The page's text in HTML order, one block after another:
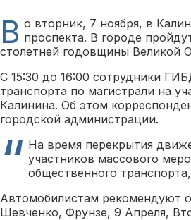
В о вторник, 7 ноября, в
проспекта. В городе
столетней годовщины Великой
С 15:30 до 16:00 сотрудники
транспорта по магистрали на
Калинина. Об этом
городской администрации.
На время перекрытия
участников массового
общественного
Автомобилистам рекомендуют
Шевченко, Фрунзе, 9 Апреля,